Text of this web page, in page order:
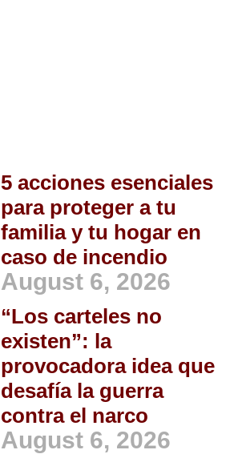
5 acciones esenciales
para proteger a tu
familia y tu hogar en
caso de incendio
August 6, 2026
“Los carteles no
existen”: la
provocadora idea que
desafía la guerra
contra el narco
August 6, 2026